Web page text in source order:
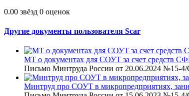
0.00 звёзд 0 оценок
Другие документы пользователя Scar
МТ о документах для СОУТ за счет средств
Письмо Минтруда России от 20.06.2024 №15-
Минтруд про СОУТ в микропредприятиях,